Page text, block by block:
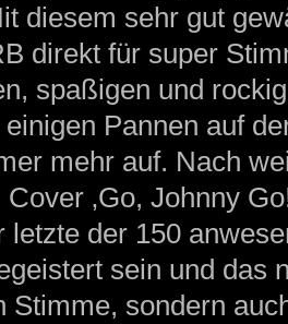
diesem sehr gut
direkt für super
spaßigen und
Pannen auf
mehr auf. Nach
‚Go, Johnny
letzte der 150
sein und das
Stimme, sondern